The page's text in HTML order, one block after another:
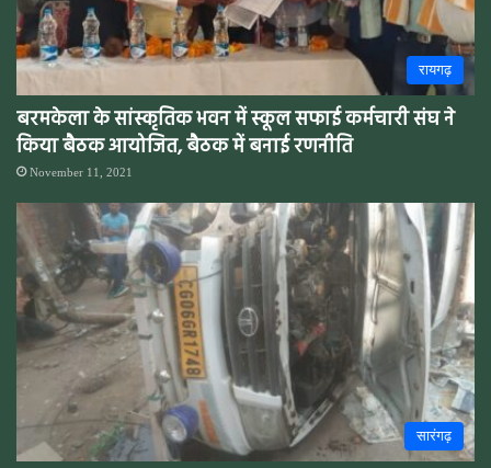
रायगढ़
बरमकेला के सांस्कृतिक भवन में स्कूल सफाई कर्मचारी संघ ने
किया बैठक आयोजित, बैठक में बनाई रणनीति
November 11, 2021
सारंगढ़